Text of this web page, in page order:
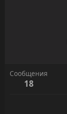
Сообщения
18